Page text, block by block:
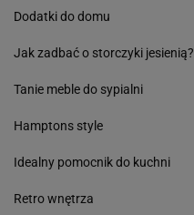
Dodatki do domu
Jak zadbać o storczyki jesienią?
Tanie meble do sypialni
Hamptons style
Idealny pomocnik do kuchni
Retro wnętrza